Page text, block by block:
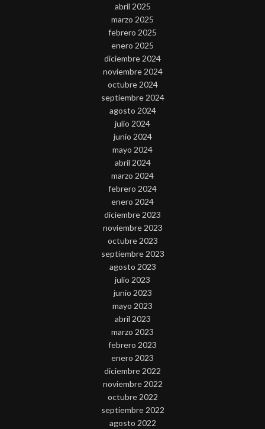
abril 2025
marzo 2025
febrero 2025
enero 2025
diciembre 2024
noviembre 2024
octubre 2024
septiembre 2024
agosto 2024
julio 2024
junio 2024
mayo 2024
abril 2024
marzo 2024
febrero 2024
enero 2024
diciembre 2023
noviembre 2023
octubre 2023
septiembre 2023
agosto 2023
julio 2023
junio 2023
mayo 2023
abril 2023
marzo 2023
febrero 2023
enero 2023
diciembre 2022
noviembre 2022
octubre 2022
septiembre 2022
agosto 2022